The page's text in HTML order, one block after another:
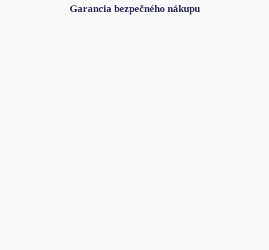
Garancia bezpečného nákupu